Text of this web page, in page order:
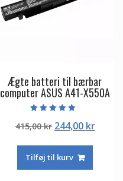
Ægte batteri til bærbar
computer ASUS A41-X550A
5.00
ud af 5
415,00kr Den
pris
var:
244,00 krDen
Tilføj til kurv